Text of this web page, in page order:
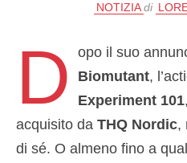
NOTIZIA di
D
opo il suo
Biomutant,
Experiment 101
acquisito da THQ Nordic,
di sé. O almeno fino a